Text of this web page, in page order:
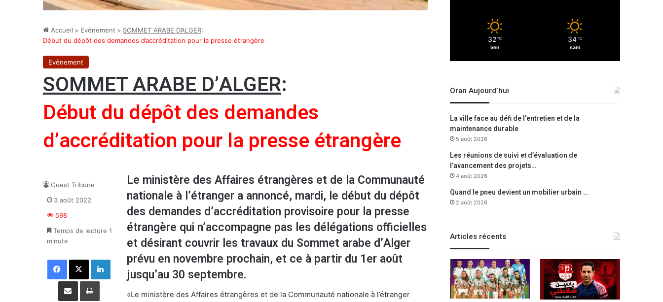
Accueil > Evênement > SOMMET ARABE D’ALGER:
Début du dépôt des demandes d’accréditation pour la presse étrangère
Evênement
SOMMET ARABE D’ALGER:
Début du dépôt des demandes
d’accréditation pour la presse étrangère
Le ministère des Affaires étrangères et de la Communauté
nationale à l’étranger a annoncé, mardi, le début du dépôt
des demandes d’accréditation provisoire pour la presse
étrangère qui n’accompagne pas les délégations officielles
et désirant couvrir les travaux du Sommet arabe d’Alger
prévu en novembre prochain, et ce à partir du 1er août
jusqu’au 30 septembre.
«Le ministère des Affaires étrangères et de la Communauté nationale à l’étranger
Ouest Tribune
3 août 2022
598
Temps de lecture 1
minute
Facebook X Linkedin
Partager par email Imprimer
32 ℃
ven
34 ℃
sam
Oran Aujourd’hui
La ville face au défi de l’entretien et de la
maintenance durable
5 août 2026
Les réunions de suivi et d’évaluation de
l’avancement des projets…
4 août 2026
Quand le pneu devient un mobilier urbain …
2 août 2026
Articles récents